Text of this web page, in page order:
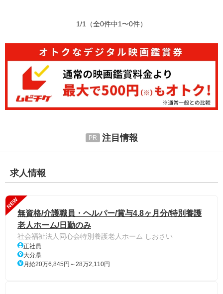
1/1 （全0件中1〜0件）
注目情報
求人情報
NEW
無資格/介護職員・ヘルパー/賞与4.8ヶ月分/特別養護
老人ホーム/日勤のみ
社会福祉法人同心会特別養護老人ホーム しおさい
正社員
大分県
月給20万6,845円～28万2,110円